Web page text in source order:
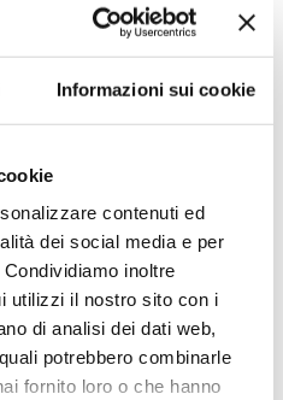
Informazioni sui cookie
contenuti ed
dei social media e per
inoltre
utilizzi il nostro sito con i
di analisi dei dati web,
potrebbero combinarle
fornito loro o che hanno
completa a bordo (colazione,
di Gala con menù
serate a tema).
cabaret nel teatro di bordo, i
tutte le sere durante la
della nave: piscine,
vasche idromassaggio,